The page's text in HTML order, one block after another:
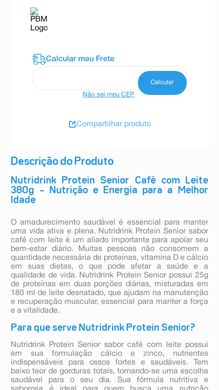
Descrição do Produto
Nutridrink Protein Senior Café com Leite
380g – Nutrição e Energia para a Melhor
Idade
O amadurecimento saudável é essencial para manter
uma vida ativa e plena. Nutridrink Protein Senior sabor
café com leite é um aliado importante para apoiar seu
bem-estar diário. Muitas pessoas não consomem a
quantidade necessária de proteínas, vitamina D e cálcio
em suas dietas, o que pode afetar a saúde e a
qualidade de vida. Nutridrink Protein Senior possui 25g
de proteínas em duas porções diárias, misturadas em
180 ml de leite desnatado, que ajudam na manutenção
e recuperação muscular, essencial para manter a força
e a vitalidade.
Para que serve Nutridrink Protein Senior?
Nutridrink Protein Senior sabor café com leite possui
em sua formulação cálcio e zinco, nutrientes
indispensáveis para ossos fortes e saudáveis. Tem
baixo teor de gorduras totais, tornando-se uma escolha
saudável para o seu dia. Sua fórmula nutritiva e
Produto participante do
Programa DANONE.
mais
Não sei meu CEP
Compartilhar produto